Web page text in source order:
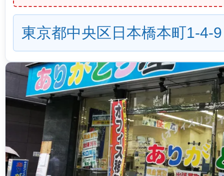
東京都中央区日本橋本町1-4-9